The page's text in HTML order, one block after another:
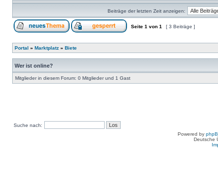
Beiträge der letzten Zeit anzeigen:
Seite 1 von 1 [ 3 Beiträge ]
Portal » Marktplatz » Biete
Wer ist online?
Mitglieder in diesem Forum: 0 Mitglieder und 1 Gast
Suche nach:
Powered by
Deutsche